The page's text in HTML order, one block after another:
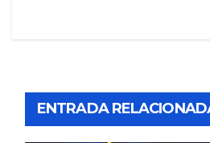
ENTRADA